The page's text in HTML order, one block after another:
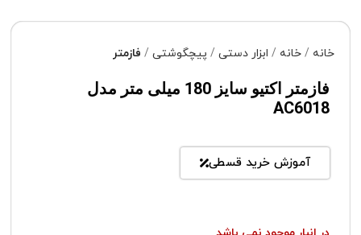
خانه خانه ابزار دستی پیچگوشتی فازمتر
فازمتر اکتیو سایز 180 میلی متر مدل
AC6018
آموزش خرید قسطی